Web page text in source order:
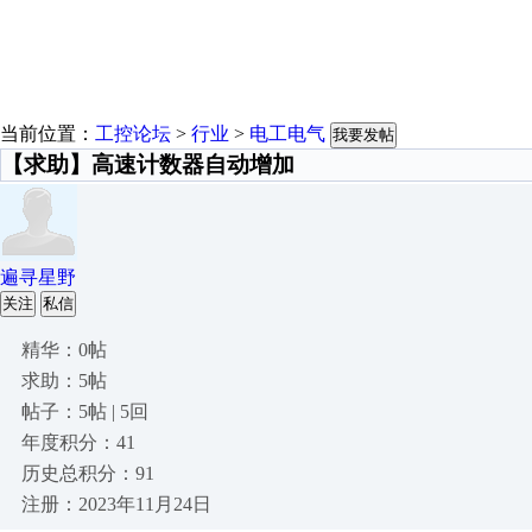
当前位置： 工控论坛 > 行业 > 电工电气 我要发帖
【求助】高速计数器自动增加
遍寻星野
关注 私信
精华：0帖
求助：5帖
帖子：5帖 | 5回
年度积分：41
历史总积分：91
注册：2023年11月24日